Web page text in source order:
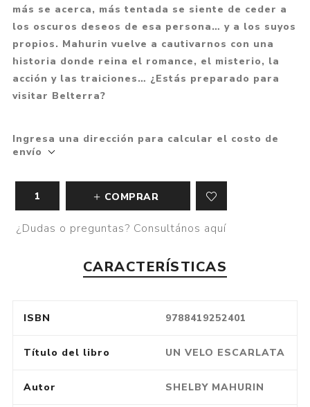
más se acerca, más tentada se siente de ceder a
los oscuros deseos de esa persona… y a los suyos
propios. Mahurin vuelve a cautivarnos con una
historia donde reina el romance, el misterio, la
acción y las traiciones… ¿Estás preparado para
visitar Belterra?
Ingresa una dirección para calcular el costo de
envío
COMPRAR
¿Dudas o preguntas? Consultános aquí
CARACTERÍSTICAS
ISBN 9788419252401
Título del libro UN VELO ESCARLATA
Autor SHELBY MAHURIN